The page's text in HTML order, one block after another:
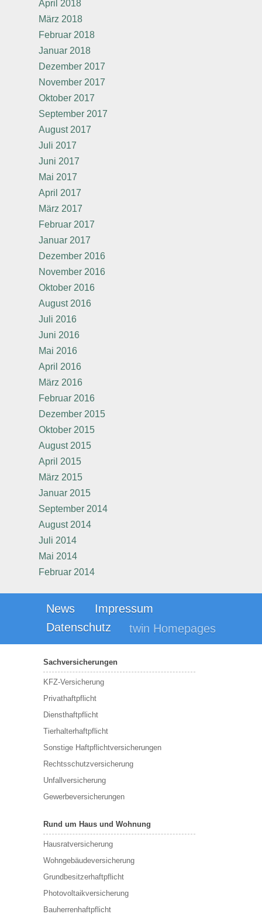
April 2018
März 2018
Februar 2018
Januar 2018
Dezember 2017
November 2017
Oktober 2017
September 2017
August 2017
Juli 2017
Juni 2017
Mai 2017
April 2017
März 2017
Februar 2017
Januar 2017
Dezember 2016
November 2016
Oktober 2016
August 2016
Juli 2016
Juni 2016
Mai 2016
April 2016
März 2016
Februar 2016
Dezember 2015
Oktober 2015
August 2015
April 2015
März 2015
Januar 2015
September 2014
August 2014
Juli 2014
Mai 2014
Februar 2014
News
Impressum
Datenschutz
twin Homepages
Sachversicherungen
KFZ-Versicherung
Privathaftpflicht
Diensthaftpflicht
Tierhalterhaftpflicht
Sonstige Haftpflichtversicherungen
Rechtsschutzversicherung
Unfallversicherung
Gewerbeversicherungen
Rund um Haus und Wohnung
Hausratversicherung
Wohngebäudeversicherung
Grundbesitzerhaftpflicht
Photovoltaikversicherung
Bauherrenhaftpflicht